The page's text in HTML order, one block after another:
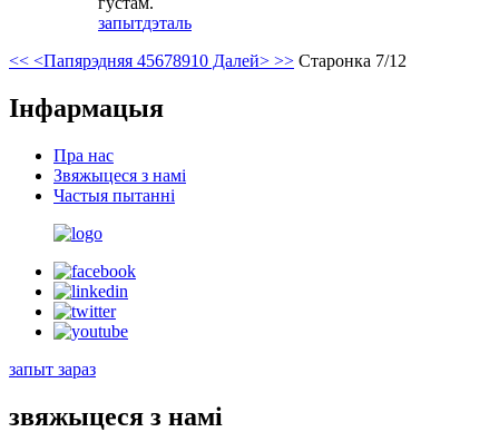
запытдэталь
<< <Папярэдняя 45678910 Далей> >> Старонка 7/12
Інфармацыя
Пра нас
Звяжыцеся з намі
Частыя пытанні
запыт зараз
звяжыцеся з намі